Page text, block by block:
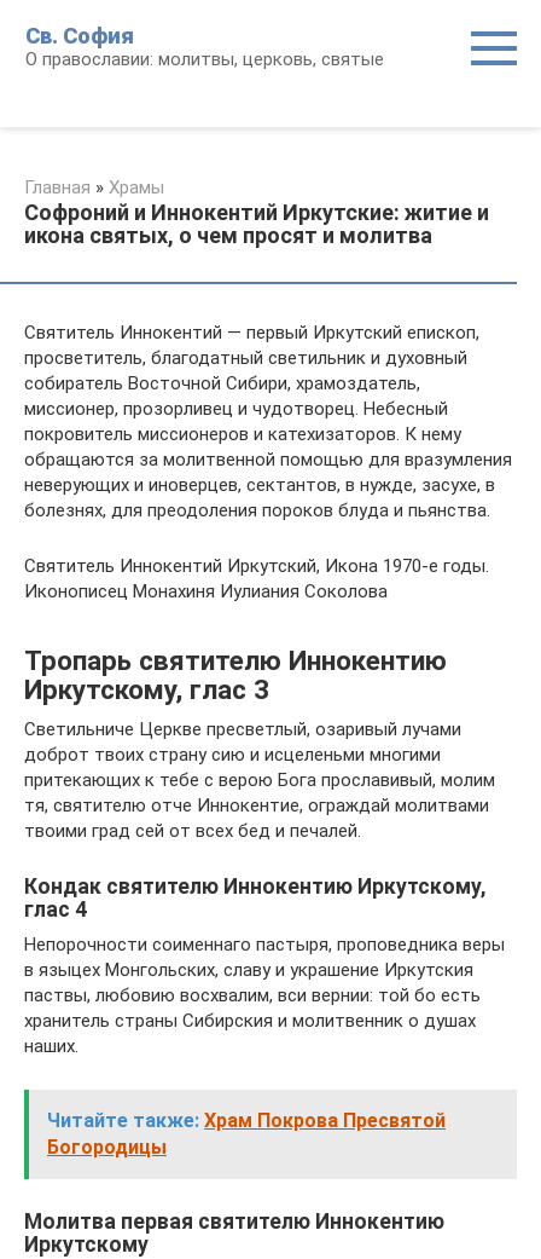
контенту
Св. София
О православии: молитвы, церковь, святые
Главная » Храмы
Софроний и Иннокентий Иркутские: житие и
икона святых, о чем просят и молитва
Святитель Иннокентий — первый Иркутский епископ,
просветитель, благодатный светильник и духовный
собиратель Восточной Сибири, храмоздатель,
миссионер, прозорливец и чудотворец. Небесный
покровитель миссионеров и катехизаторов. К нему
обращаются за молитвенной помощью для вразумления
неверующих и иноверцев, сектантов, в нужде, засухе, в
болезнях, для преодоления пороков блуда и пьянства.
Святитель Иннокентий Иркутский, Икона 1970-е годы.
Иконописец Монахиня Иулиания Соколова
Тропарь святителю Иннокентию
Иркутскому, глас 3
Светильниче Церкве пресветлый, озаривый лучами
доброт твоих страну сию и исцеленьми многими
притекающих к тебе с верою Бога прославивый, молим
тя, святителю отче Иннокентие, ограждай молитвами
твоими град сей от всех бед и печалей.
Кондак святителю Иннокентию Иркутскому,
глас 4
Непорочности соименнаго пастыря, проповедника веры
в языцех Монгольских, славу и украшение Иркутския
паствы, любовию восхвалим, вси вернии: той бо есть
хранитель страны Сибирския и молитвенник о душах
наших.
Читайте также: Храм Покрова Пресвятой
Богородицы
Молитва первая святителю Иннокентию
Иркутскому